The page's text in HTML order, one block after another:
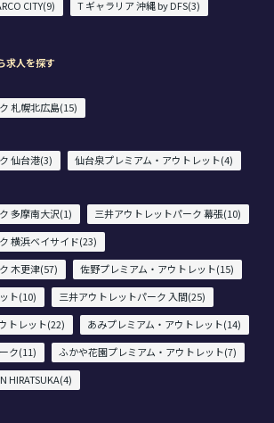
CITY(9)
T ギャラリア 沖縄 by DFS(3)
求人を探す
札幌北広島(15)
仙台港(3)
仙台泉プレミアム・アウトレット(4)
多摩南大沢(1)
三井アウトレットパーク 幕張(10)
横浜ベイサイド(23)
木更津(57)
佐野プレミアム・アウトレット(15)
ト(10)
三井アウトレットパーク 入間(25)
トレット(22)
あみプレミアム・アウトレット(14)
ク(11)
ふかや花園プレミアム・アウトレット(7)
HIRATSUKA(4)